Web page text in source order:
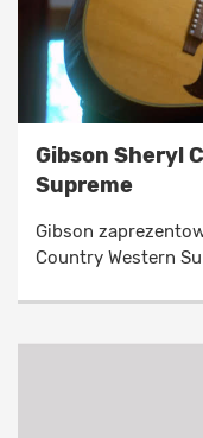
Gibson Sheryl
Supreme
Gibson
Country Western